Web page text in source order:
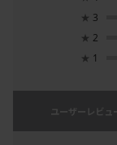
★ 3
★ 2
★ 1
ユーザーレビュ